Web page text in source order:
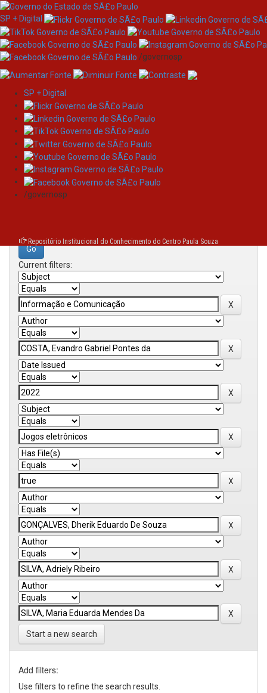
Skip
navigation
SP + Digital
/governosp
SP + Digital
/governosp
Repositório Institucional do Conhecimento do Centro Paula Souza
Search
Search:
Current filters:
Start a new search
Add filters:
Use filters to refine the search results.